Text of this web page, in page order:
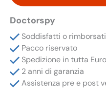
Analogiche
per
Fisso
DT
1000
quantità
Doctorspy
Soddisfatti o rimborsati
Pacco riservato
Spedizione in tutta
2 anni di garanzia
Assistenza pre e post